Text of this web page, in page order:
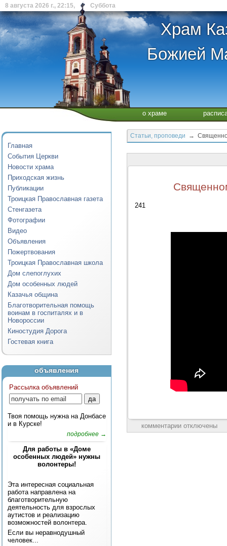
8 августа 2026 г., 22:15, Суббота
Храм
Божией
о храме
Главная
События Церкви
Новости храма
Приходская жизнь
Публикации
Троицкая Православная газета
Стенгазета
Фотографии
Видео
Объявления
Пожертвования
Троицкая Православная школа
Дом слепоглухих
Дом особенных людей
Казачья община
Благотворительная помощь
воинам в госпиталях и в
Новороссии
Киностудия Дорога
Гостевая книга
объявления
Рассылка объявлений
Твоя помощь нужна на Донбасе
и в Курске!
подробнее →
Для работы в «Доме
особенных людей» нужны
волонтеры!
Эта интересная социальная
работа направлена на
благотворительную
деятельность для взрослых
аутистов и реализацию
возможностей волонтера.
Если вы неравнодушный
человек...
Статьи, проповеди →
241
комментарии отключены